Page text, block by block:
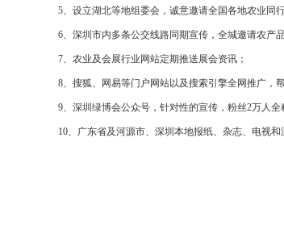
5、设立湖北等地组委会，诚意邀请全国各地农业同
6、深圳市内多条公交线路同期宣传，全城邀请农产
7、农业及会展行业网站定期推送展会资讯；
8、搜狐、网易等门户网站以及搜索引擎全网推广，
9、深圳绿博会公众号，针对性的宣传，粉丝2万人全
10、广东省及河源市、深圳本地报纸、杂志、电视